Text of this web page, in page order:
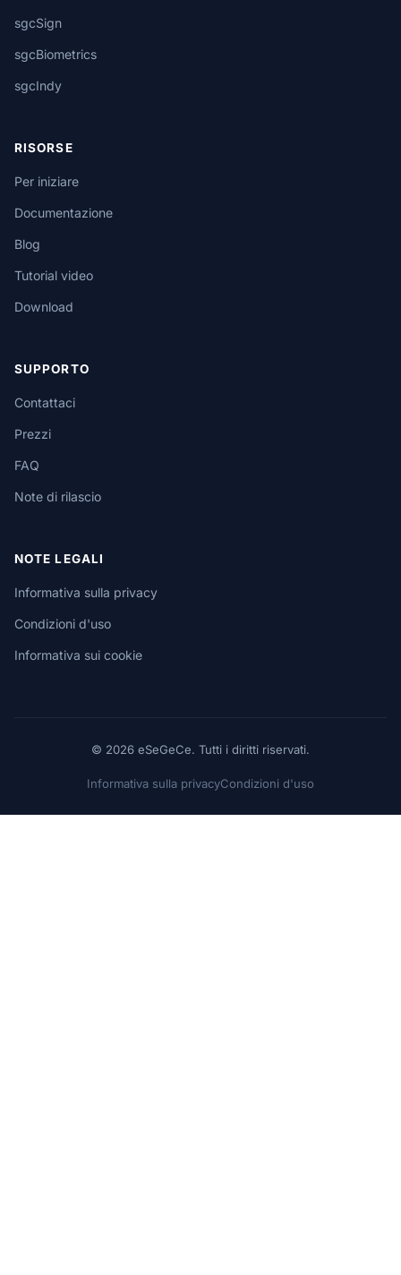
sgcSign
sgcBiometrics
sgcIndy
RISORSE
Per iniziare
Documentazione
Blog
Tutorial video
Download
SUPPORTO
Contattaci
Prezzi
FAQ
Note di rilascio
NOTE LEGALI
Informativa sulla privacy
Condizioni d'uso
Informativa sui cookie
© 2026 eSeGeCe. Tutti i diritti riservati.
Informativa sulla privacyCondizioni d'uso